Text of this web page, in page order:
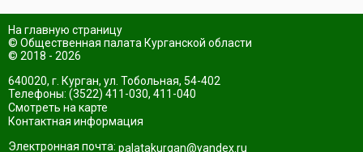
На главную страницу
© Общественная палата Курганской области
© 2018 - 2026
640020, г. Курган, ул. Тобольная, 54-402
Телефоны: (3522) 411-030, 411-040
Смотреть на карте
Контактная информация
Электронная почта: palatakurgan@yandex.ru